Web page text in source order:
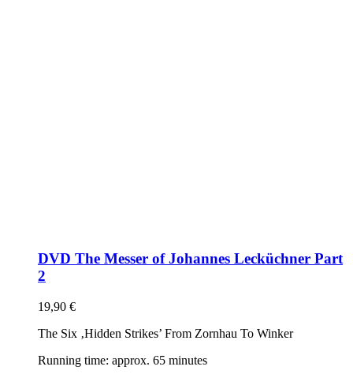
DVD The Messer of Johannes Lecküchner Part
2
19,90 €
The Six ‚Hidden Strikes’ From Zornhau To Winker
Running time: approx. 65 minutes